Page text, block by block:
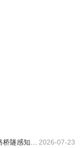
器企业前来对接
2026-07-23